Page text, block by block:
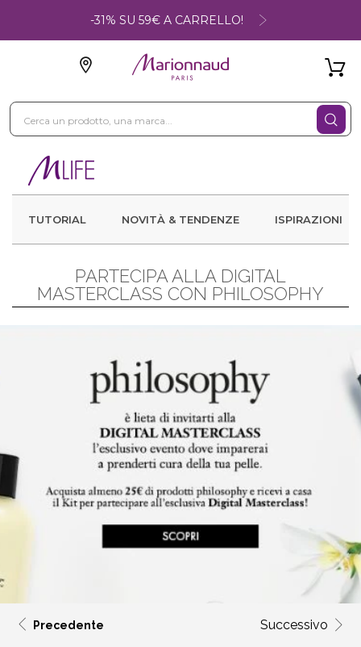
-31% SU 59€ A CARRELLO!
TUTORIAL NOVITÀ & TENDENZE ISPIRAZIONI
PARTECIPA ALLA DIGITAL
MASTERCLASS CON PHILOSOPHY
Precedente Successivo